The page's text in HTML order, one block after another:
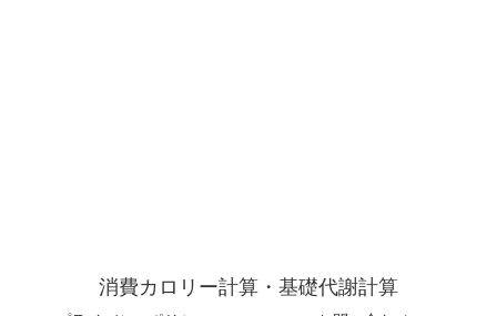
消費カロリー計算・基礎代謝計算